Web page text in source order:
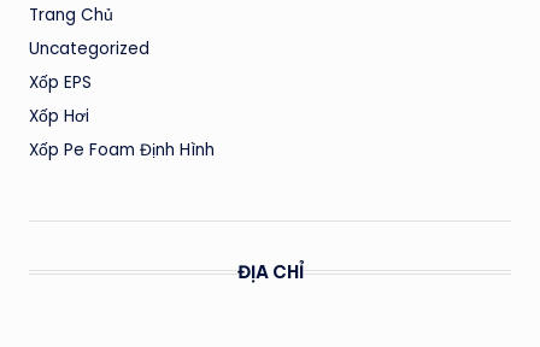
Trang Chủ
Uncategorized
Xốp EPS
Xốp Hơi
Xốp Pe Foam Định Hình
ĐỊA CHỈ